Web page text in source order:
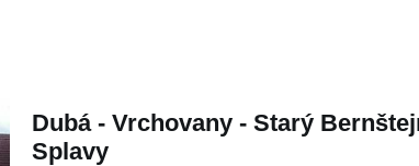
Dubá - Vrchovany - Starý
Splavy